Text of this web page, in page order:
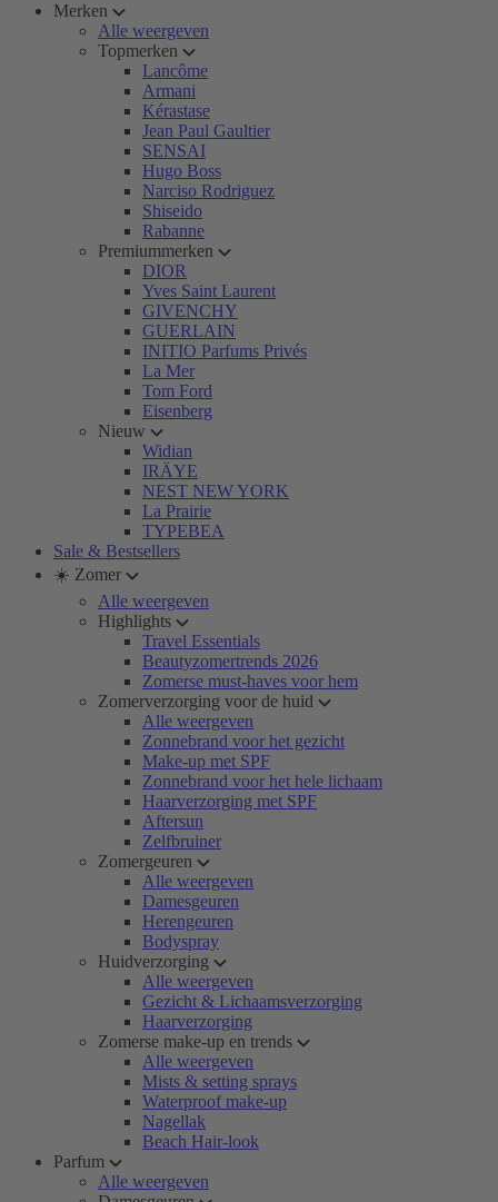
Merken
Alle weergeven
Topmerken
Lancôme
Armani
Kérastase
Jean Paul Gaultier
SENSAI
Hugo Boss
Narciso Rodriguez
Shiseido
Rabanne
Premiummerken
DIOR
Yves Saint Laurent
GIVENCHY
GUERLAIN
INITIO Parfums Privés
La Mer
Tom Ford
Eisenberg
Nieuw
Widian
IRÄYE
NEST NEW YORK
La Prairie
TYPEBEA
Sale & Bestsellers
☀️ Zomer
Alle weergeven
Highlights
Travel Essentials
Beautyzomertrends 2026
Zomerse must-haves voor hem
Zomerverzorging voor de huid
Alle weergeven
Zonnebrand voor het gezicht
Make-up met SPF
Zonnebrand voor het hele lichaam
Haarverzorging met SPF
Aftersun
Zelfbruiner
Zomergeuren
Alle weergeven
Damesgeuren
Herengeuren
Bodyspray
Huidverzorging
Alle weergeven
Gezicht & Lichaamsverzorging
Haarverzorging
Zomerse make-up en trends
Alle weergeven
Mists & setting sprays
Waterproof make-up
Nagellak
Beach Hair-look
Parfum
Alle weergeven